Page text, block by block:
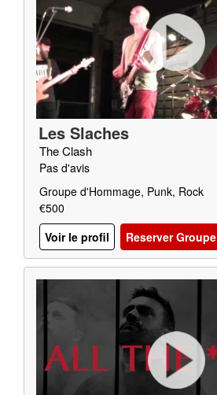
Les Slaches
The Clash
Pas d'avis
Groupe d'Hommage, Punk, Rock
€500
Voir le profil
Reserver Groupe